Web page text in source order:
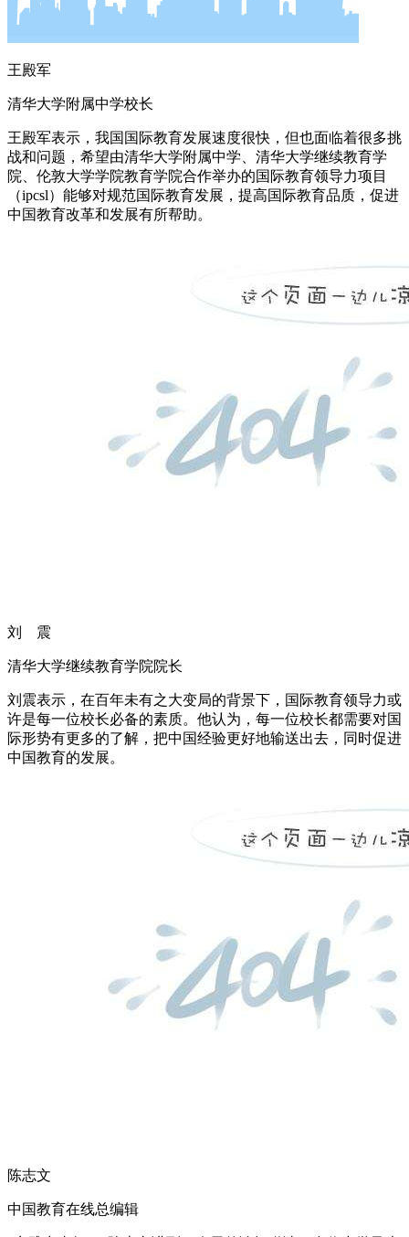
王殿军
清华大学附属中学校长
王殿军表示，我国国际教育发展速度很快，但也面临着很多挑
战和问题，希望由清华大学附属中学、清华大学继续教育学
院、伦敦大学学院教育学院合作举办的国际教育领导力项目
（ipcsl）能够对规范国际教育发展，提高国际教育品质，促进
中国教育改革和发展有所帮助。
刘 震
清华大学继续教育学院院长
刘震表示，在百年未有之大变局的背景下，国际教育领导力或
许是每一位校长必备的素质。他认为，每一位校长都需要对国
际形势有更多的了解，把中国经验更好地输送出去，同时促进
中国教育的发展。
陈志文
中国教育在线总编辑